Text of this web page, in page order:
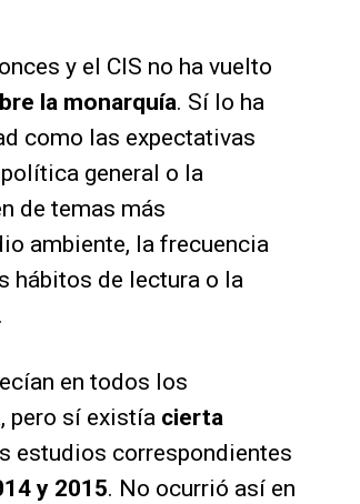
y el CIS no ha vuelto
la monarquía. Sí lo ha
como las expectativas
general o la
de temas más
ambiente, la frecuencia
hábitos de lectura o la
en todos los
pero sí existía cierta
estudios correspondientes
y 2015. No ocurrió así en